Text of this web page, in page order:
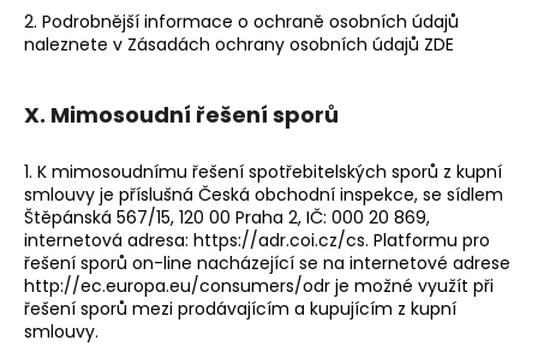
2. Podrobnější informace o ochraně osobních údajů
naleznete v Zásadách ochrany osobních údajů ZDE
X. Mimosoudní řešení sporů
1. K mimosoudnímu řešení spotřebitelských sporů z kupní
smlouvy je příslušná Česká obchodní inspekce, se sídlem
Štěpánská 567/15, 120 00 Praha 2, IČ: 000 20 869,
internetová adresa: https://adr.coi.cz/cs. Platformu pro
řešení sporů on-line nacházející se na internetové adrese
http://ec.europa.eu/consumers/odr je možné využít při
řešení sporů mezi prodávajícím a kupujícím z kupní
smlouvy.